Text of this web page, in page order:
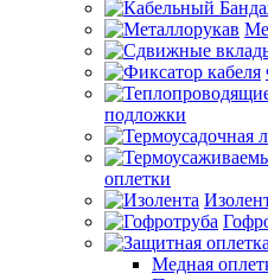
подложки
оплетки
Медная